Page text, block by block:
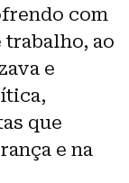
com
trabalho, ao
e
que
e na